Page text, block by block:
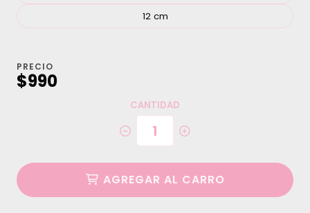
12 cm
PRECIO
$990
CANTIDAD
AGREGAR AL CARRO